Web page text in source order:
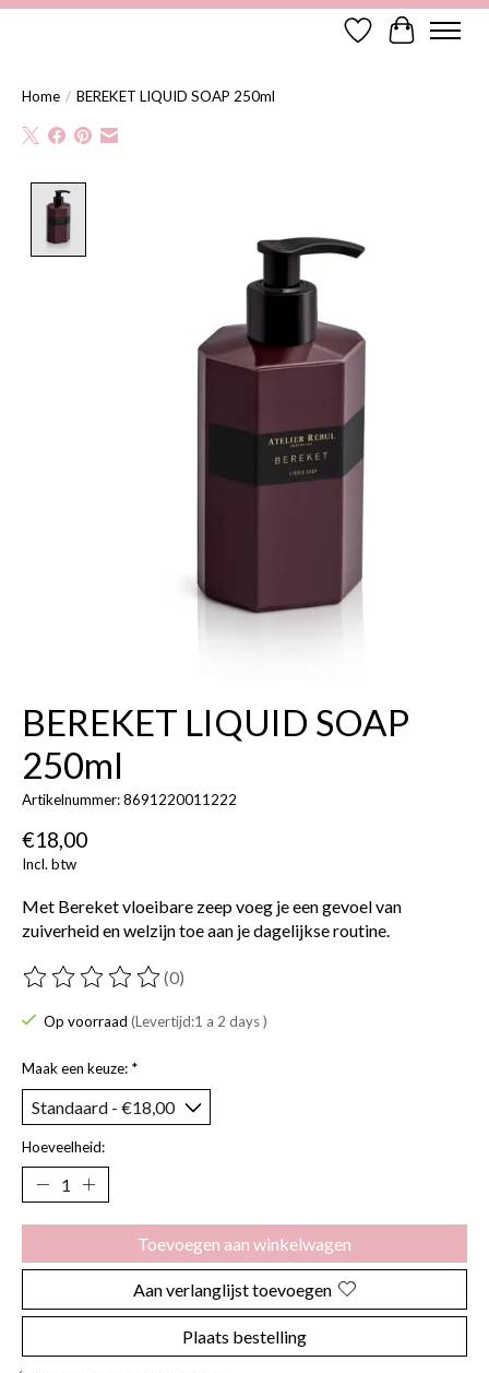
Verlanglijst
Home / BEREKET LIQUID SOAP 250ml
BEREKET LIQUID SOAP
250ml
Artikelnummer: 8691220011222
€18,00
Incl. btw
Met Bereket vloeibare zeep voeg je een gevoel van
zuiverheid en welzijn toe aan je dagelijkse routine.
De beoordeling van dit product is
(0)
Op voorraad (Levertijd:1 a 2 days )
Maak een keuze: *
Hoeveelheid:
Toevoegen aan winkelwagen
Aan verlanglijst toevoegen
Plaats bestelling